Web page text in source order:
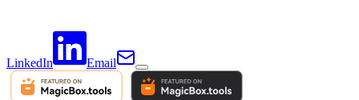
LinkedIn Email